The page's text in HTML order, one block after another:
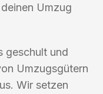
Umzug
geschult und
Umzugsgütern
Wir setzen